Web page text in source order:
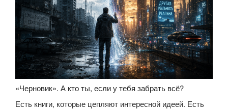
идеи»
«Черновик». А кто ты, если у тебя забрать всё?
Есть книги, которые цепляют интересной идеей. Есть